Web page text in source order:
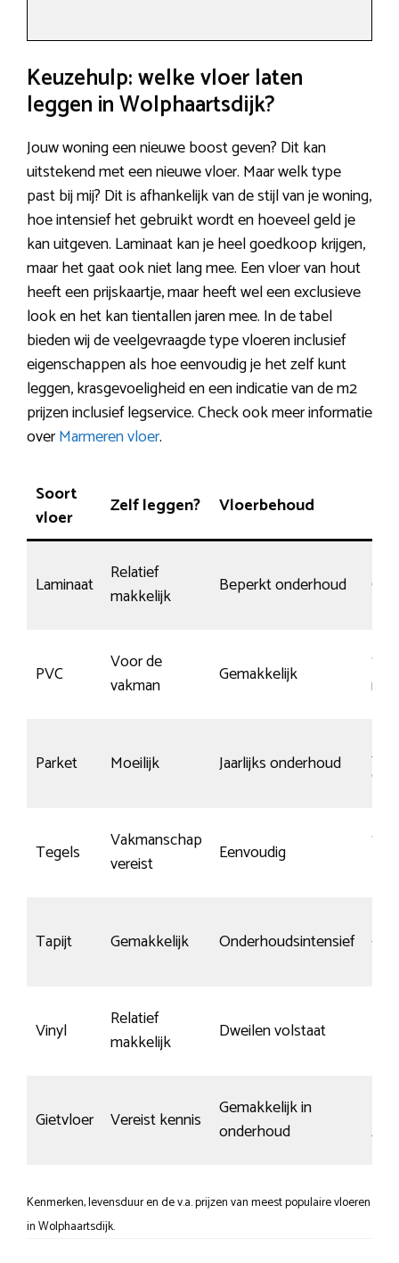
Keuzehulp: welke vloer laten
leggen in Wolphaartsdijk?
Jouw woning een nieuwe boost geven? Dit kan
uitstekend met een nieuwe vloer. Maar welk type
past bij mij? Dit is afhankelijk van de stijl van je woning,
hoe intensief het gebruikt wordt en hoeveel geld je
kan uitgeven. Laminaat kan je heel goedkoop krijgen,
maar het gaat ook niet lang mee. Een vloer van hout
heeft een prijskaartje, maar heeft wel een exclusieve
look en het kan tientallen jaren mee. In de tabel
bieden wij de veelgevraagde type vloeren inclusief
eigenschappen als hoe eenvoudig je het zelf kunt
leggen, krasgevoeligheid en een indicatie van de m2
prijzen inclusief legservice. Check ook meer informatie
overMarmeren vloer.
Soort
vloer
Zelf leggen? Vloerbehoud
Laminaat
Relatief
makkelijk
Beperkt onderhoud
PVC
Voor de
vakman
Gemakkelijk
Parket Moeilijk Jaarlijks onderhoud
Ja,
Tegels
Vakmanschap
vereist
Eenvoudig
Tapijt Gemakkelijk Onderhoudsintensief –
Vinyl
Relatief
makkelijk
Dweilen volstaat
Gietvloer Vereist kennis
Gemakkelijk in
onderhoud
Kenmerken, levensduur en de v.a. prijzen van meest populaire vloeren
in Wolphaartsdijk.